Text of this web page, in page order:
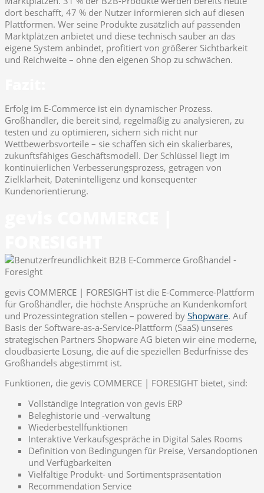
dort beschafft, 47 % der Nutzer informieren sich auf diesen
Plattformen. Wer seine Produkte zusätzlich auf passenden
Marktplätzen anbietet und diese technisch sauber an das
eigene System anbindet, profitiert von größerer Sichtbarkeit
und Reichweite – ohne den eigenen Shop zu schwächen.
Erfolg im E-Commerce ist ein dynamischer Prozess.
Großhändler, die bereit sind, regelmäßig zu analysieren, zu
testen und zu optimieren, sichern sich nicht nur
Wettbewerbsvorteile – sie schaffen sich ein skalierbares,
zukunftsfähiges Geschäftsmodell. Der Schlüssel liegt im
kontinuierlichen Verbesserungsprozess, getragen von
Zielklarheit, Datenintelligenz und konsequenter
Kundenorientierung.
gevis COMMERCE | FORESIGHT ist die E-Commerce-Plattform
für Großhändler, die höchste Ansprüche an Kundenkomfort
und Prozessintegration stellen – powered by Shopware. Auf
Basis der Software-as-a-Service-Plattform (SaaS) unseres
strategischen Partners Shopware AG bieten wir eine moderne,
cloudbasierte Lösung, die auf die speziellen Bedürfnisse des
Großhandels abgestimmt ist.
Funktionen, die gevis COMMERCE | FORESIGHT bietet, sind:
Vollständige Integration von gevis ERP
Beleghistorie und -verwaltung
Wiederbestellfunktionen
Interaktive Verkaufsgespräche in Digital Sales Rooms
Definition von Bedingungen für Preise, Versandoptionen
und Verfügbarkeiten
Vielfältige Produkt- und Sortimentspräsentation
Recommendation Service